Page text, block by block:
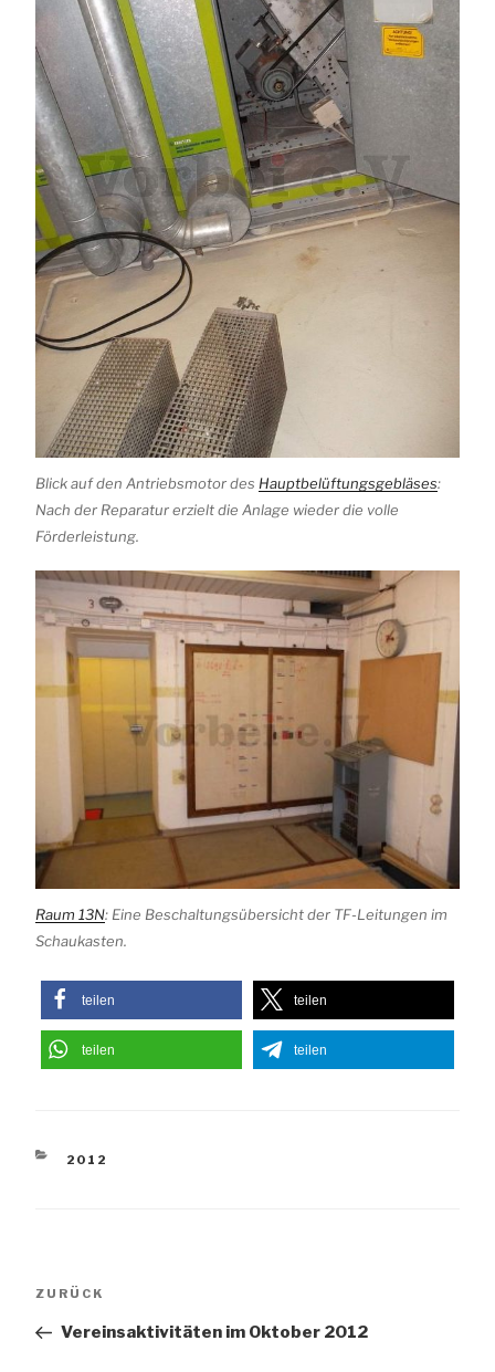
Blick auf den Antriebsmotor des Hauptbelüftungsgebläses:
Nach der Reparatur erzielt die Anlage wieder die volle
Förderleistung.
Raum 13N: Eine Beschaltungsübersicht der TF-Leitungen im
Schaukasten.
teilen teilen
teilen teilen
KATEGORIEN
2012
Vorheriger
ZURÜCK
Vereinsaktivitäten im Oktober 2012